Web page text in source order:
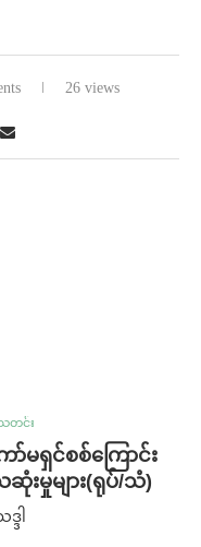
26 views
တင်း
ာ်မရှင်စစ်ကြောင်း
းမှုများ(ရုပ်/သံ)
ဒါ